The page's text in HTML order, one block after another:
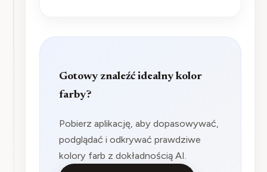
Gotowy znaleźć idealny kolor
farby?
Pobierz aplikację, aby dopasowywać,
podglądać i odkrywać prawdziwe
kolory farb z dokładnością AI.